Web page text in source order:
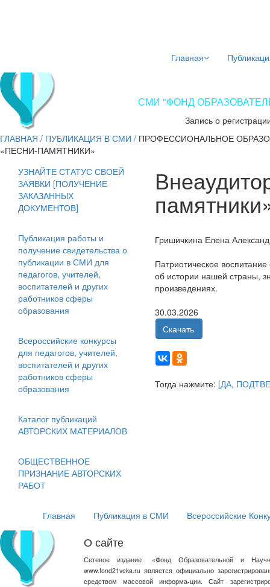
Главная
СМИ "ФОНД
Запись о
ГЛАВНАЯ / ПУБЛИКАЦИЯ В СМИ / ПРОФЕССИОНАЛЬНОЕ
«ПЕСНИ-ПАМЯТНИКИ»
УЗНАЙТЕ СТАТУС СВОЕЙ
ЗАЯВКИ [ПОЛУЧЕНИЕ
ЗАКАЗАННЫХ
ДОКУМЕНТОВ]
Публикация работы и
получение свидетельства о
публикации в СМИ для
педагогов, учителей,
воспитателей и других
работников сферы
образования
Всероссийские конкурсы
для педагогов, учителей,
воспитателей и других
работников сферы
образования
Каталог публикаций
АВТОРСКИХ МАТЕРИАЛОВ
ОБЩЕСТВЕННОЕ
ПРИЗНАНИЕ АВТОРСКИХ
РАБОТ
Гришичкина Елена
Патриотическое
об истории нашей страны,
произведениях.
30.03.2026
Скачать
Тогда нажмите: [ДА,
Главная Публикация в СМИ Всероссийские
О сайте
Сетевое издание «Фонд Образовательной и
www.fond21veka.ru является официально
средством массовой информа-ции. Сайт